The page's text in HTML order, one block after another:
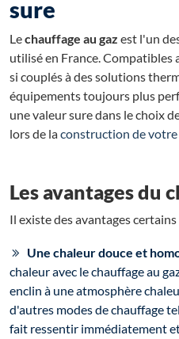
sure
Lechauffage au gaz est l'un
utilisé en France. Compatibles
si couplés à des solutions
équipements toujours plus
une valeur sure dans le choix
lors de laconstruction de votre
Les avantages du
Il existe des avantages certains
Une chaleur douce et
chaleur avec le chauffage au
enclin à une atmosphère
d'autres modes de chauffage
fait ressentir immédiatement